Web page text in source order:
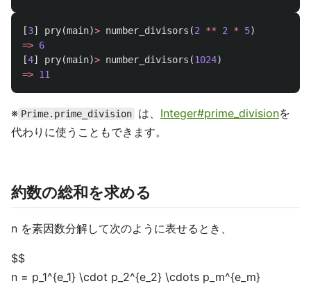
[3] pry(main)> number_divisors (2 ** 2 * 5)
=> 6
[4] pry(main)> number_divisors (1024)
=> 11
※ Prime.prime_division は、 Integer#prime_divisionを
代わりに使うこともできます。
約数の総和を求める
n を素因数分解して次のように表せるとき、
$$
n = p_1^{e_1} \cdot p_2^{e_2} \cdots p_m^{e_m}